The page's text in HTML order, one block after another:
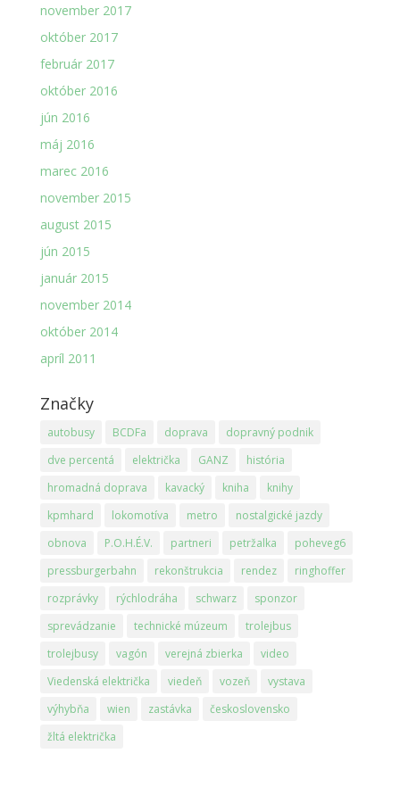
november 2017
október 2017
február 2017
október 2016
jún 2016
máj 2016
marec 2016
november 2015
august 2015
jún 2015
január 2015
november 2014
október 2014
apríl 2011
Značky
autobusy BCDFa doprava
dopravný podnik
dve percentá
električka GANZ
história
hromadná doprava
kavacký kniha
knihy
kpmhard
lokomotíva metro
nostalgické jazdy
obnova
P.O.H.É.V. partneri petržalka
poheveg6
pressburgerbahn
rekonštrukcia rendez
ringhoffer
rozprávky
rýchlodráha schwarz
sponzor
sprevádzanie
technické múzeum
trolejbus
trolejbusy
vagón verejná zbierka
video
Viedenská električka
viedeň vozeň
vystava
výhybňa
wien zastávka
československo
žltá električka